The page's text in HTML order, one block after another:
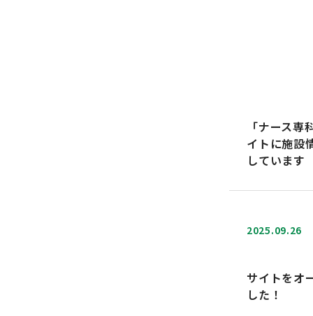
「ナース専
イトに施設
しています
サイトをオ
した！
2025.09.26